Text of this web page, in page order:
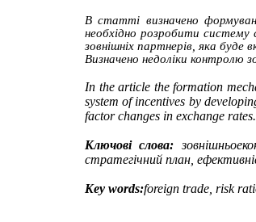
В статті визначено
необхідно розробити систему
зовнішніх партнерів, яка буде
Визначено недоліки контролю
In thearticle theformation
system of incentives by
factorchanges in exchange
Ключові слова:
стратегічний план,
Key words:foreign trade, risk